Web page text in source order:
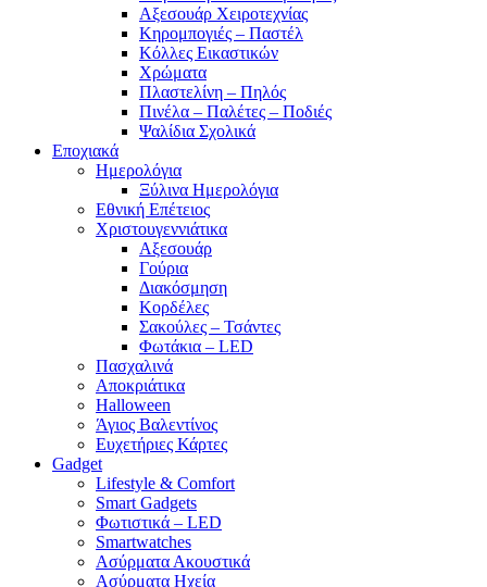
Αξεσουάρ Χειροτεχνίας
Κηρομπογιές – Παστέλ
Κόλλες Εικαστικών
Χρώματα
Πλαστελίνη – Πηλός
Πινέλα – Παλέτες – Ποδιές
Ψαλίδια Σχολικά
Εποχιακά
Ημερολόγια
Ξύλινα Ημερολόγια
Εθνική Επέτειος
Χριστουγεννιάτικα
Αξεσουάρ
Γούρια
Διακόσμηση
Κορδέλες
Σακούλες – Τσάντες
Φωτάκια – LED
Πασχαλινά
Αποκριάτικα
Halloween
Άγιος Βαλεντίνος
Ευχετήριες Κάρτες
Gadget
Lifestyle & Comfort
Smart Gadgets
Φωτιστικά – LED
Smartwatches
Ασύρματα Ακουστικά
Ασύρματα Ηχεία